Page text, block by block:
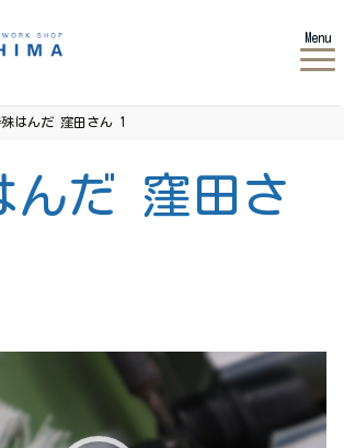
Menu
はんだ 窪田さん 1
んだ 窪田さ